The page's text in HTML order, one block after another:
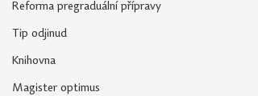
Reforma pregraduální přípravy
Tip odjinud
Knihovna
Magister optimus